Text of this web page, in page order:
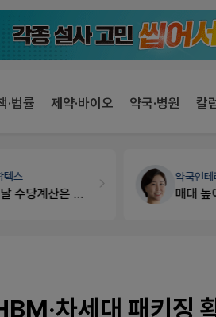
·법률 제약·바이오 약국·병원 칼
텍스
노동자의 날 수당계산은 어떻게 되나요
약국인테
매대 높
차세대 패키징